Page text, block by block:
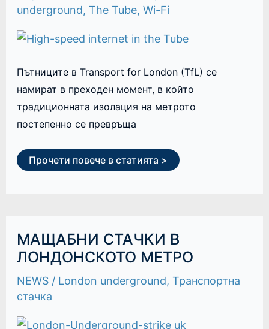
underground, The Tube, Wi-Fi
Пътниците в Transport for London (TfL) се
намират в преходен момент, в който
традиционната изолация на метрото
постепенно се превръща
Прочети повече в статията >
МАЩАБНИ СТАЧКИ В
ЛОНДОНСКОТО МЕТРО
NEWS/ London underground, Транспортна
стачка
МАЩАБНИ
СТАЧКИ
В
ЛОНДОНСКОТО